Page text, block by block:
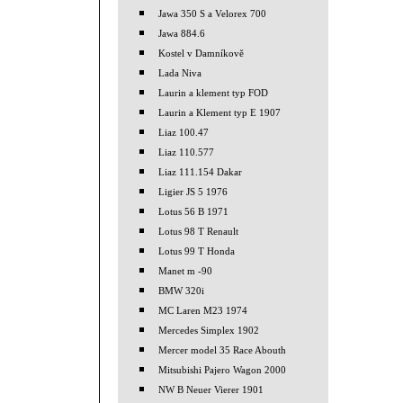
Jawa 350 S a Velorex 700
Jawa 884.6
Kostel v Damníkově
Lada Niva
Laurin a klement typ FOD
Laurin a Klement typ E 1907
Liaz 100.47
Liaz 110.577
Liaz 111.154 Dakar
Ligier JS 5 1976
Lotus 56 B 1971
Lotus 98 T Renault
Lotus 99 T Honda
Manet m -90
BMW 320i
MC Laren M23 1974
Mercedes Simplex 1902
Mercer model 35 Race Abouth
Mitsubishi Pajero Wagon 2000
NW B Neuer Vierer 1901